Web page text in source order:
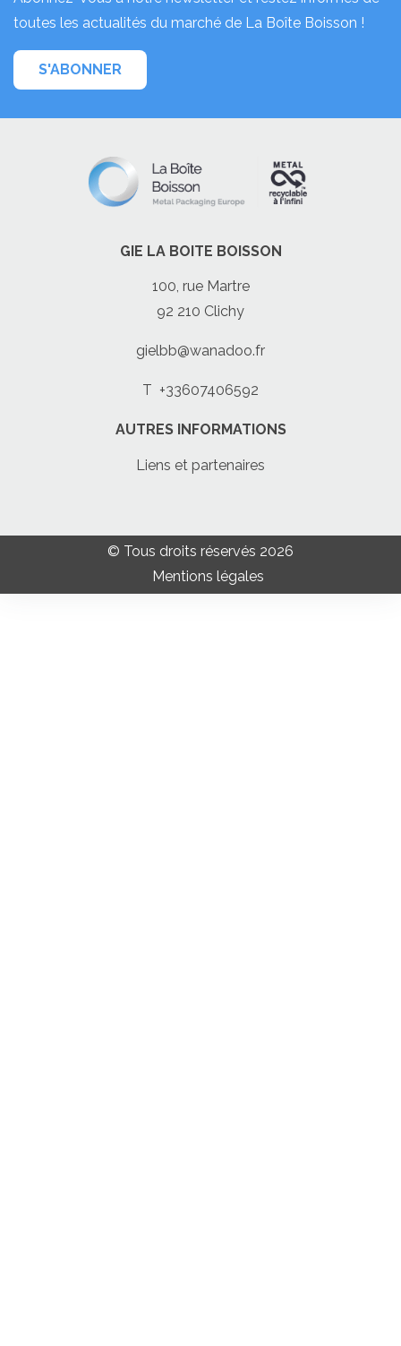
toutes les actualités du marché de La Boîte Boisson !
S'ABONNER
GIE LA BOITE BOISSON
100, rue Martre
92 210 Clichy
gielbb@wanadoo.fr
T +33607406592
AUTRES INFORMATIONS
Liens et partenaires
© Tous droits réservés 2026
Mentions légales